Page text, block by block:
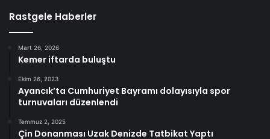
Rastgele Haberler
Mart 26, 2026
Kemer iftarda buluştu
Ekim 26, 2023
Ayancık’ta Cumhuriyet Bayramı dolayısıyla spor
turnuvaları düzenlendi
Temmuz 2, 2025
Çin Donanması Uzak Denizde Tatbikat Yaptı